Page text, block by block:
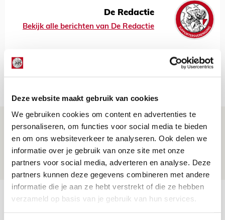
Deze website maakt gebruik van cookies
We gebruiken cookies om content en advertenties te
personaliseren, om functies voor social media te bieden
en om ons websiteverkeer te analyseren. Ook delen we
informatie over je gebruik van onze site met onze
partners voor social media, adverteren en analyse. Deze
partners kunnen deze gegevens combineren met andere
informatie die je aan ze hebt verstrekt of die ze hebben
verzameld op basis van je gebruik van hun services.
De Redactie
Bekijk alle berichten van De Redactie
Drie dingen die je moet weten over PEC
Zwolle - Ajax
08 AUGUSTUS 2026 - 12:32
NIEUWS
Míchels elf: met welke formatie begin
jij aan nieuw eredivisieseizoen?